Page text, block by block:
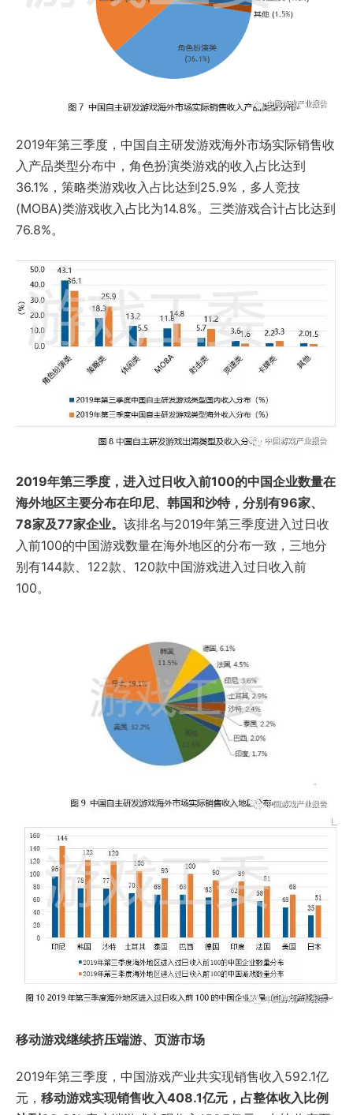
2019年第三季度，中国自主研发游戏海外市场实际销售收
入产品类型分布中，角色扮演类游戏的收入占比达到
36.1%，策略类游戏收入占比达到25.9%，多人竞技
(MOBA)类游戏收入占比为14.8%。三类游戏合计占比达到
76.8%。
2019年第三季度，进入过日收入前100的中国企业数量在
海外地区主要分布在印尼、韩国和沙特，分别有96家、
78家及77家企业。 该排名与2019年第三季度进入过日收
入前100的中国游戏数量在海外地区的分布一致，三地分
别有144款、122款、120款中国游戏进入过日收入前
100。
移动游戏继续挤压端游、页游市场
2019年第三季度，中国游戏产业共实现销售收入592.1亿
元， 移动游戏实现销售收入408.1亿元，占整体收入比例